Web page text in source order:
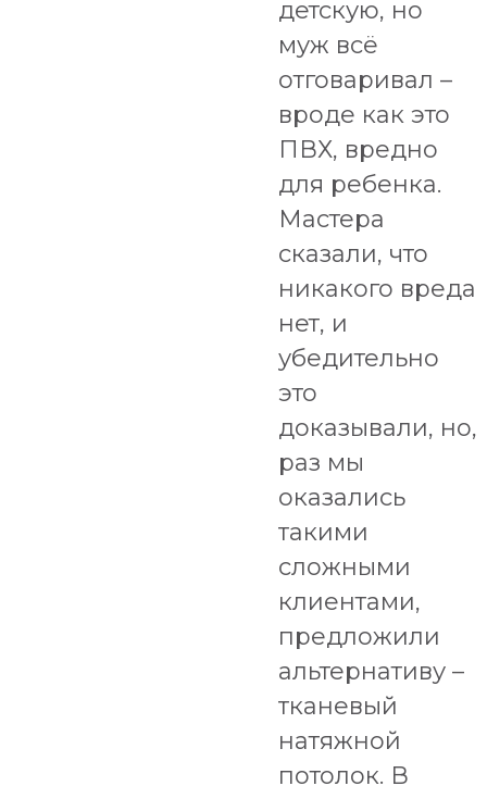
детскую, но
муж всё
отговаривал –
вроде как это
ПВХ, вредно
для ребенка.
Мастера
сказали, что
никакого вреда
нет, и
убедительно
это
доказывали, но,
раз мы
оказались
такими
сложными
клиентами,
предложили
альтернативу –
тканевый
натяжной
потолок. В